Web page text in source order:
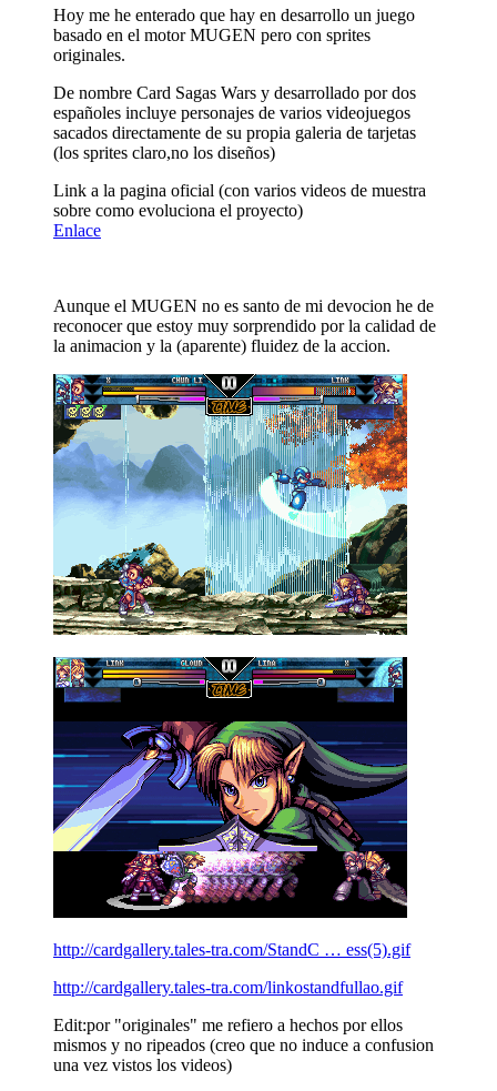
Hoy me he enterado que hay en desarrollo un juego
basado en el motor MUGEN pero con sprites
originales.
De nombre Card Sagas Wars y desarrollado por dos
españoles incluye personajes de varios videojuegos
sacados directamente de su propia galeria de tarjetas
(los sprites claro,no los diseños)
Link a la pagina oficial (con varios videos de muestra
sobre como evoluciona el proyecto)
Enlace
Aunque el MUGEN no es santo de mi devocion he de
reconocer que estoy muy sorprendido por la calidad de
la animacion y la (aparente) fluidez de la accion.
http://cardgallery.tales-tra.com/StandC … ess(5).gif
http://cardgallery.tales-tra.com/linkostandfullao.gif
Edit:por "originales" me refiero a hechos por ellos
mismos y no ripeados (creo que no induce a confusion
una vez vistos los videos)